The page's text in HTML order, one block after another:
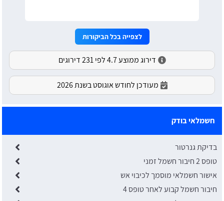
לצפייה בכל הביקורות
דירוג ממוצע 4.7 לפי 231 דירוגים
מעודכן לחודש אוגוסט בשנת 2026
חשמלאי בודק
בדיקת גנרטור
טופס 2 חיבור חשמל זמני
אישור חשמלאי מוסמך לכיבוי אש
חיבור חשמל קבוע לאחר טופס 4